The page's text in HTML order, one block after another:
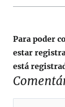
Para poder
estar
está